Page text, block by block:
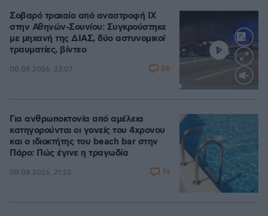
Σοβαρό τροχαίο από αναστροφή ΙΧ
στην Αθηνών-Σουνίου: Συγκρούστηκε
με μηχανή της ΔΙΑΣ, δύο αστυνομικοί
τραυματίες, βίντεο
08.08.2026, 23:07 86
Για ανθρωποκτονία από αμέλεια
κατηγορούνται οι γονείς του 4χρονου
και ο ιδιοκτήτης του beach bar στην
Πάρο: Πώς έγινε η τραγωδία
08.08.2026, 21:22 74